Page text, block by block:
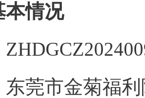
本情况
莞市金菊福